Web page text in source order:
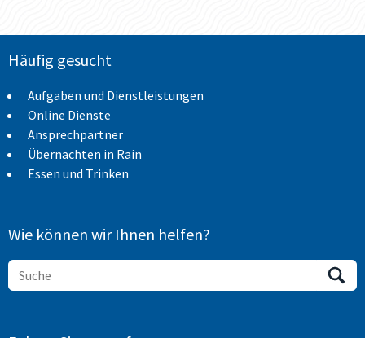
Häufig gesucht
Aufgaben und Dienstleistungen
Online Dienste
Ansprechpartner
Übernachten in Rain
Essen und Trinken
Wie können wir Ihnen helfen?